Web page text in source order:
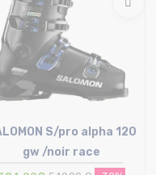
S/pro alpha 120
gw /noir race